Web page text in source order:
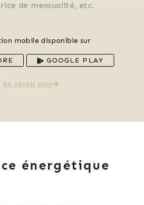
de mensualité, etc.
mobile disponible sur
GOOGLE PLAY
En savoir plus
énergétique